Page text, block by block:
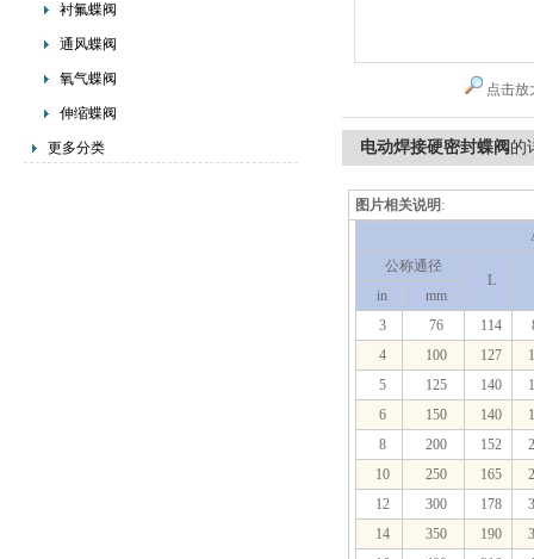
衬氟蝶阀
通风蝶阀
氧气蝶阀
伸缩蝶阀
更多分类
点击放
电动焊接硬密封蝶阀 的
图片相关说明 :
公称通径
L
in
mm
3
76 114
4
100 127
5
125 140
6
150 140
8
200 152
10
250 165
12
300 178
14
350 190